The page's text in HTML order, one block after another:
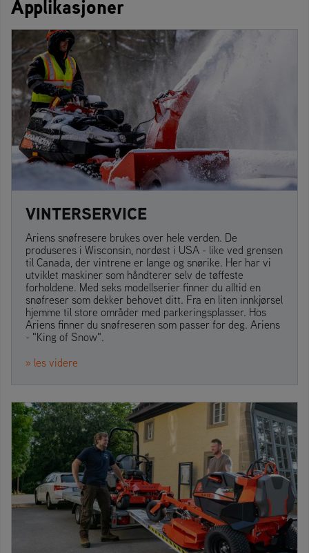
Applikasjoner
VINTERSERVICE
Ariens snøfresere brukes over hele verden. De
produseres i Wisconsin, nordøst i USA - like ved grensen
til Canada, der vintrene er lange og snørike. Her har vi
utviklet maskiner som håndterer selv de tøffeste
forholdene. Med seks modellserier finner du alltid en
snøfreser som dekker behovet ditt. Fra en liten innkjørsel
hjemme til store områder med parkeringsplasser. Hos
Ariens finner du snøfreseren som passer for deg. Ariens
- "King of Snow".
» les videre